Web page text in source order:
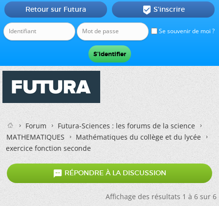
Se souvenir de moi ?
Retour sur Futura  S'inscrire
Forum
Futura-Sciences : les forums de la science
MATHEMATIQUES
Mathématiques du collège et du lycée
exercice fonction seconde
 RÉPONDRE À LA DISCUSSION
Affichage des résultats 1 à 6 sur 6